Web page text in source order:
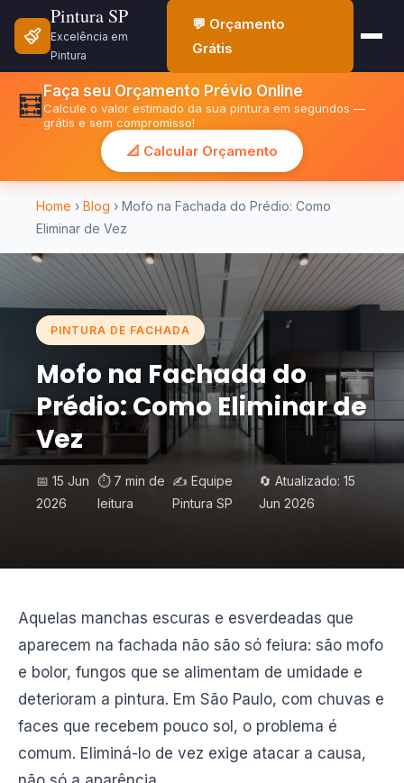
Pintura SP
Excelência em
Pintura
💬 Orçamento
Grátis
🧮 Faça seu Orçamento Prévio Online
Calcule o valor estimado da sua pintura em segundos —
grátis e sem compromisso!
📐 Calcular Orçamento
Home › Blog › Mofo na Fachada do Prédio: Como
Eliminar de Vez
PINTURA DE FACHADA
Mofo na Fachada do
Prédio: Como Eliminar de
Vez
📅 15 Jun
2026
⏱️ 7 min de
leitura
✍️ Equipe
Pintura SP
🔄 Atualizado: 15
Jun 2026
Aquelas manchas escuras e esverdeadas que
aparecem na fachada não são só feiura: são mofo
e bolor, fungos que se alimentam de umidade e
deterioram a pintura. Em São Paulo, com chuvas e
faces que recebem pouco sol, o problema é
comum. Eliminá-lo de vez exige atacar a causa,